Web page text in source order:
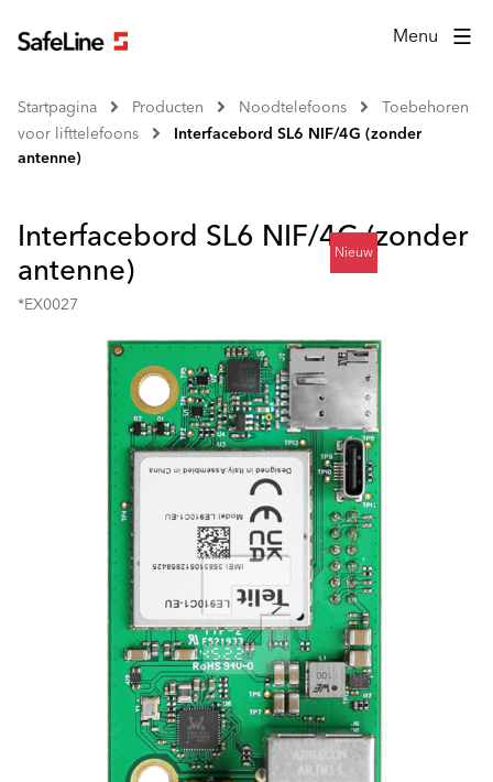
Menu
Startpagina Producten Noodtelefoons
Toebehoren
voor lifttelefoons
Interfacebord SL6 NIF/4G (zonder
antenne)
Nieuw
Interfacebord SL6 NIF/4G (zonder
antenne)
*EX0027